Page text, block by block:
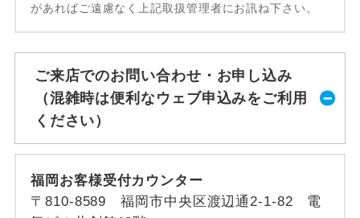
があればご遠慮なく上記取扱管理者にお訊ね下さい。
ご来店でのお問い合わせ・お申し込み
（混雑時は便利なウェブ申込みをご利用
ください）
福岡お客様受付カウンター
〒810-8589 福岡市中央区渡辺通2-1-82 電